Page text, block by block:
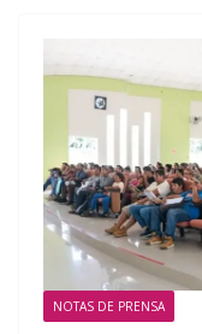
NOTAS DE PRENSA